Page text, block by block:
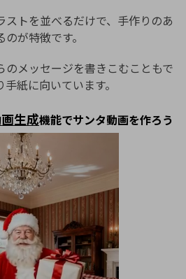
ストを並べるだけで、手作りのあ
が特徴です。
のメッセージを書きこむこともで
紙に向いています。
生成機能でサンタ動画を作ろう